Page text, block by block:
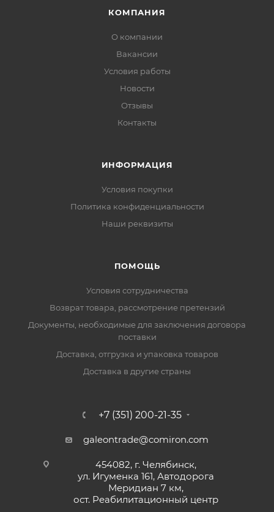
КОМПАНИЯ
О компании
Вакансии
Условия работы
Новости
Отзывы
Контакты
ИНФОРМАЦИЯ
Условия покупки
Политика конфиденциальности
Наши реквизиты
ПОМОЩЬ
Условия сотрудничества
Возврат товара, рассмотрение претензий
Документы, необходимые для заключения договора
поставки
Доставка, отгрузка и упаковка товаров
Доставка в другие страны
+7 (351) 200-21-35
galeontrade@comiron.com
454082, г. Челябинск,
ул. Игуменка 161, Автодорога
Меридиан 7 км,
ост. Реабилитационный центр